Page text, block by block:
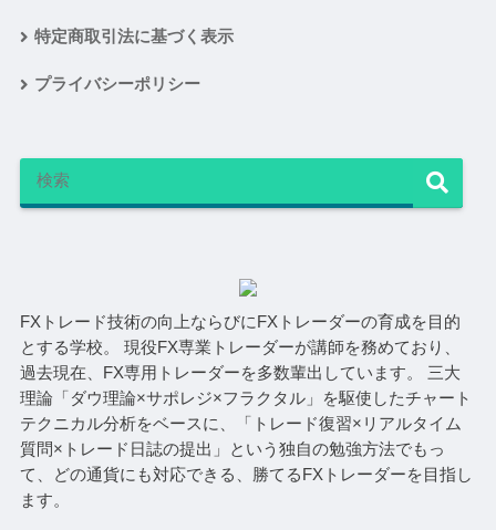
特定商取引法に基づく表示
プライバシーポリシー
FXトレード技術の向上ならびにFXトレーダーの育成を目的
とする学校。 現役FX専業トレーダーが講師を務めており、
過去現在、FX専用トレーダーを多数輩出しています。 三大
理論「ダウ理論×サポレジ×フラクタル」を駆使したチャート
テクニカル分析をベースに、「トレード復習×リアルタイム
質問×トレード日誌の提出」という独自の勉強方法でもっ
て、どの通貨にも対応できる、勝てるFXトレーダーを目指し
ます。